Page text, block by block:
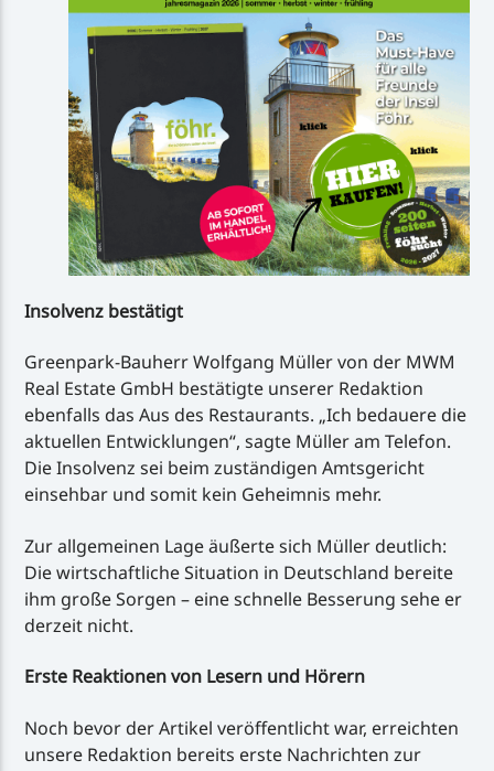
Insolvenz bestätigt
Greenpark-Bauherr Wolfgang Müller von der MWM
Real Estate GmbH bestätigte unserer Redaktion
ebenfalls das Aus des Restaurants. „Ich bedauere die
aktuellen Entwicklungen“, sagte Müller am Telefon.
Die Insolvenz sei beim zuständigen Amtsgericht
einsehbar und somit kein Geheimnis mehr.
Zur allgemeinen Lage äußerte sich Müller deutlich:
Die wirtschaftliche Situation in Deutschland bereite
ihm große Sorgen – eine schnelle Besserung sehe er
derzeit nicht.
Erste Reaktionen von Lesern und Hörern
Noch bevor der Artikel veröffentlicht war, erreichten
unsere Redaktion bereits erste Nachrichten zur